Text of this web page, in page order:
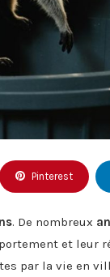
Pinterest
. De nombreux
et leur
par la vie en